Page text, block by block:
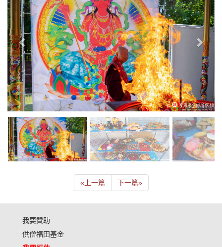
« 上一篇 下一篇»
我要贊助
供僧福田基金